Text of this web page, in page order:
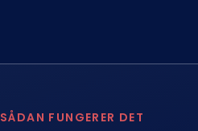
SÅDAN FUNGERER DET